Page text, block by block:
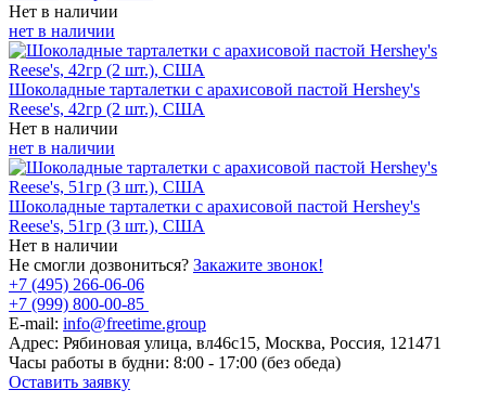
Нет в наличии
нет в наличии
Шоколадные тарталетки с арахисовой пастой Hershey's
Reese's, 42гр (2 шт.), США
Нет в наличии
нет в наличии
Шоколадные тарталетки с арахисовой пастой Hershey's
Reese's, 51гр (3 шт.), США
Нет в наличии
Не смогли дозвониться? Закажите звонок!
+7 (495) 266-06-06
+7 (999) 800-00-85
E-mail: info@freetime.group
Адрес: Рябиновая улица, вл46с15, Москва, Россия, 121471
Часы работы в будни: 8:00 - 17:00 (без обеда)
Оставить заявку